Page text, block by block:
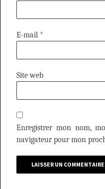
E-mail *
Site web
Enregistrer mon nom,
navigateur pour mon